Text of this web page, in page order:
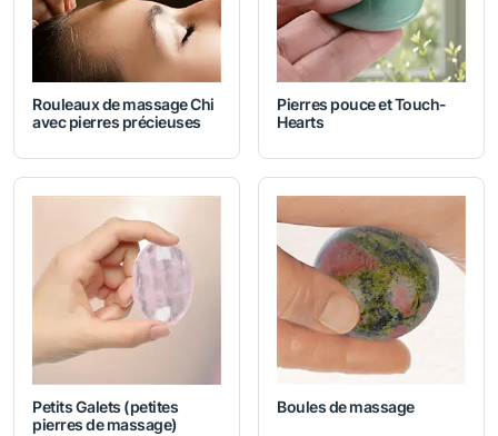
Rouleaux de massage Chi
avec pierres précieuses
Pierres pouce et Touch-
Hearts
Petits Galets (petites
pierres de massage)
Boules de massage